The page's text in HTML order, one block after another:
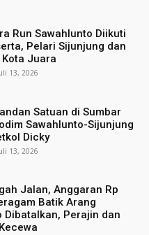
Run Sawahlunto Diikuti
Pelari Sijunjung dan
Juara
13, 2026
Satuan di Sumbar
Sawahlunto-Sijunjung
Dicky
13, 2026
Jalan, Anggaran Rp
Batik Arang
Dibatalkan, Perajin dan